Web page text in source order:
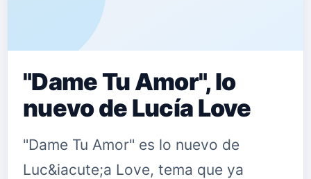
"Dame Tu Amor", lo
nuevo de Lucía Love
"Dame Tu Amor" es lo nuevo de
Luc&iacute;a Love, tema que ya